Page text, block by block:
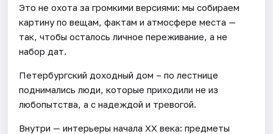
Это не охота за громкими версиями: мы собираем
картину по вещам, фактам и атмосфере места —
так, чтобы осталось личное переживание, а не
набор дат.
Петербургский доходный дом – по лестнице
поднимались люди, которые приходили не из
любопытства, а с надеждой и тревогой.
Внутри — интерьеры начала XX века: предметы